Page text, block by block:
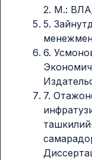
2. М.:
5.
6.
7.